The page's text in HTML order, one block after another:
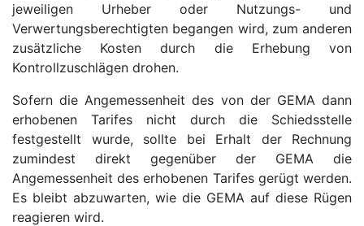
jeweiligen Urheber oder Nutzungs- und
Verwertungsberechtigten begangen wird, zum anderen
zusätzliche Kosten durch die Erhebung von
Kontrollzuschlägen drohen.
Sofern die Angemessenheit des von der GEMA dann
erhobenen Tarifes nicht durch die Schiedsstelle
festgestellt wurde, sollte bei Erhalt der Rechnung
zumindest direkt gegenüber der GEMA die
Angemessenheit des erhobenen Tarifes gerügt werden.
Es bleibt abzuwarten, wie die GEMA auf diese Rügen
reagieren wird.